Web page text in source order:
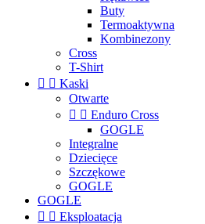
Buty
Termoaktywna
Kombinezony
Cross
T-Shirt
  Kaski
Otwarte
  Enduro Cross
GOGLE
Integralne
Dziecięce
Szczękowe
GOGLE
GOGLE
  Eksploatacja